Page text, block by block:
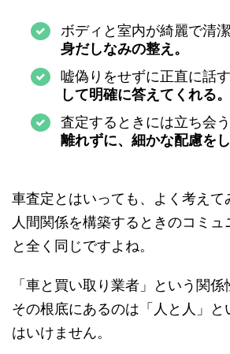
ボディと室内が綺麗で清
身だしなみの整え。
嘘偽りをせずに正直に話
して明確に答えてくれる。
査定するときには立ち会
離れずに、細かな配慮をし
車査定とはいっても、よく考えて
人間関係を構築するときのコミュ
と全く同じですよね。
「車と買い取り業者」という関係
その根底にあるのは「人と人」と
はいけません。